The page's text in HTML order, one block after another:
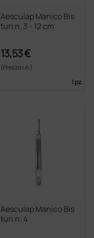
Aesculap Manico Bis
turi n. 3 - 12 cm
13,53 €
(Prezzo i.e.)
1 pz.
Aesculap Manico Bis
turi n. 4